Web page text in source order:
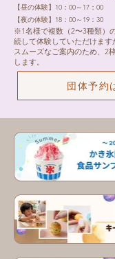
【昼の体験】10：00～17：00
【夜の体験】18：00～19：30
※1名様で複数（2〜3種類）
続して体験していただけます
スムーズなご案内のため、2
します。
団体予約